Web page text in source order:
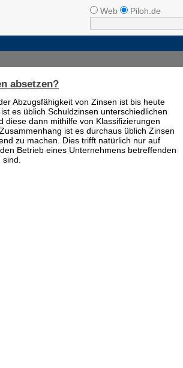
Web Piloh.de
absetzen?
Abzugsfähigkeit von Zinsen ist bis heute
es üblich Schuldzinsen unterschiedlichen
diese dann mithilfe von Klassifizierungen
ist es durchaus üblich Zinsen
zu machen. Dies trifft natürlich nur auf
Betrieb eines Unternehmens betreffenden